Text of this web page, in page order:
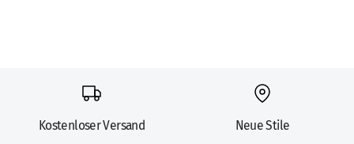
Kostenloser Versand Neue Stile